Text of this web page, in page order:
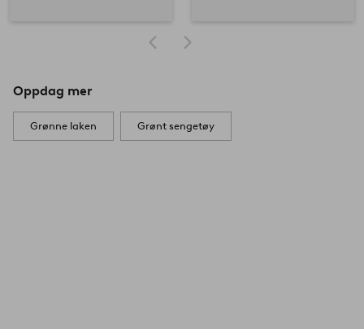
Oppdag mer
Grønne laken Grønt sengetøy